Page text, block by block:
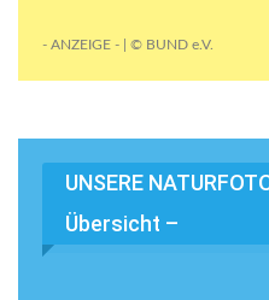
- ANZEIGE - | © BUND e.V.
UNSERE
Übersicht –